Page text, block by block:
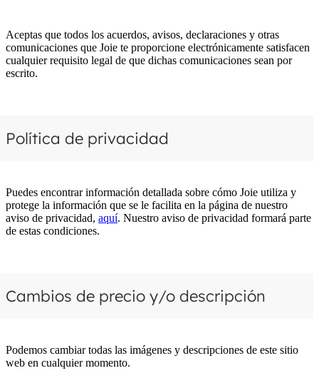
Aceptas que todos los acuerdos, avisos, declaraciones y otras
comunicaciones que Joie te proporcione electrónicamente satisfacen
cualquier requisito legal de que dichas comunicaciones sean por
escrito.
Política de privacidad
Puedes encontrar información detallada sobre cómo Joie utiliza y
protege la información que se le facilita en la página de nuestro
aviso de privacidad, aquí. Nuestro aviso de privacidad formará parte
de estas condiciones.
Cambios de precio y/o descripción
Podemos cambiar todas las imágenes y descripciones de este sitio
web en cualquier momento.